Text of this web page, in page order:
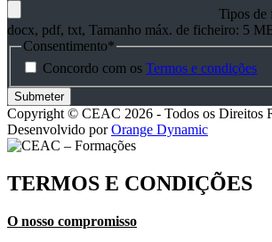
Tipos de
docx, pdf, txt, Tamanho máx. de ficheiro: 5
Consentimento*
Concordo com os Termos e condições
Copyright © CEAC 2026 - Todos os Direitos
Desenvolvido porOrange Dynamic
TERMOS E CONDIÇÕES
O nosso compromisso